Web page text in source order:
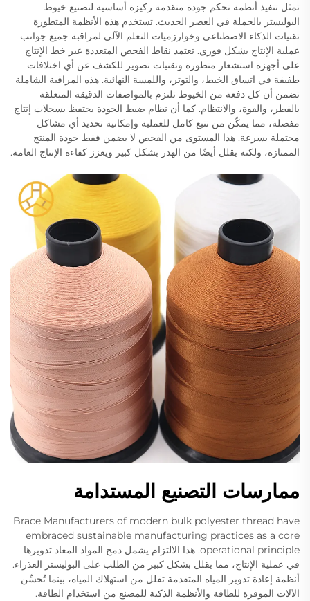
تمثل تنفيذ أنظمة تحكم جودة متقدمة ركيزة أساسية لتصنيع خيوط
البوليستر بالجملة في العصر الحديث. تستخدم هذه الأنظمة المتطورة
تقنيات الذكاء الاصطناعي وخوارزميات التعلم الآلي لمراقبة جميع جوانب
عملية الإنتاج بشكل فوري. تعتمد نقاط الفحص المتعددة عبر خط الإنتاج
على أجهزة استشعار متطورة وتقنيات تصوير للكشف عن أي اختلافات
طفيفة في اتساق الخيط، والتوتر، واللمسة النهائية. هذه المراقبة الشاملة
تضمن أن كل دفعة من الخيوط تلتزم بالمواصفات الدقيقة المتعلقة
بالقطر، والقوة، والانتظام. كما أن نظام ضبط الجودة يحتفظ بسجلات إنتاج
مفصلة، مما يمكّن من تتبع كامل للعملية وإمكانية تحديد أي مشاكل
محتملة بسرعة. هذا المستوى من الفحص لا يضمن فقط جودة المنتج
الممتازة، ولكنه يقلل أيضًا من الهدر بشكل كبير ويعزز كفاءة الإنتاج العامة.
ممارسات التصنيع المستدامة
Brace Manufacturers of modern bulk polyester thread have
embraced sustainable manufacturing practices as a core
operational principle. هذا الالتزام يشمل دمج المواد المعاد تدويرها
في عملية الإنتاج، مما يقلل بشكل كبير من الطلب على البوليستر العذراء.
أنظمة إعادة تدوير المياه المتقدمة تقلل من استهلاك المياه، بينما تُحسِّن
الآلات الموفرة للطاقة والأنظمة الذكية للمصنع من استخدام الطاقة.